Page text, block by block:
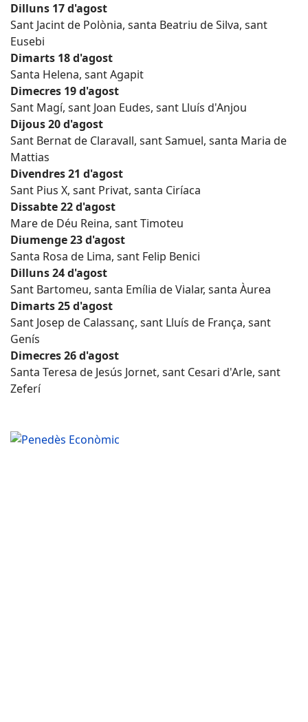
Dilluns 17 d'agost
Sant Jacint de Polònia, santa Beatriu de Silva, sant
Eusebi
Dimarts 18 d'agost
Santa Helena, sant Agapit
Dimecres 19 d'agost
Sant Magí, sant Joan Eudes, sant Lluís d'Anjou
Dijous 20 d'agost
Sant Bernat de Claravall, sant Samuel, santa Maria de
Mattias
Divendres 21 d'agost
Sant Pius X, sant Privat, santa Ciríaca
Dissabte 22 d'agost
Mare de Déu Reina, sant Timoteu
Diumenge 23 d'agost
Santa Rosa de Lima, sant Felip Benici
Dilluns 24 d'agost
Sant Bartomeu, santa Emília de Vialar, santa Àurea
Dimarts 25 d'agost
Sant Josep de Calassanç, sant Lluís de França, sant
Genís
Dimecres 26 d'agost
Santa Teresa de Jesús Jornet, sant Cesari d'Arle, sant
Zeferí